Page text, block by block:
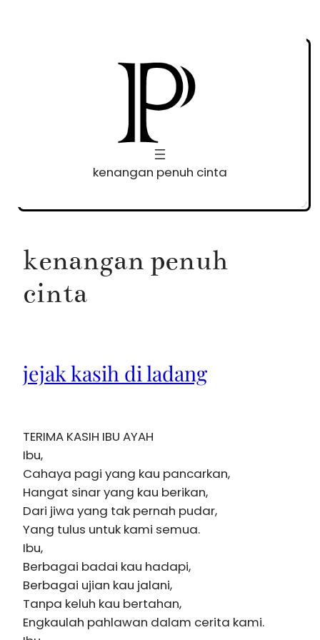
kenangan penuh cinta
kenangan penuh
cinta
jejak kasih di ladang
TERIMA KASIH IBU AYAH
Ibu,
Cahaya pagi yang kau pancarkan,
Hangat sinar yang kau berikan,
Dari jiwa yang tak pernah pudar,
Yang tulus untuk kami semua.
Ibu,
Berbagai badai kau hadapi,
Berbagai ujian kau jalani,
Tanpa keluh kau bertahan,
Engkaulah pahlawan dalam cerita kami.